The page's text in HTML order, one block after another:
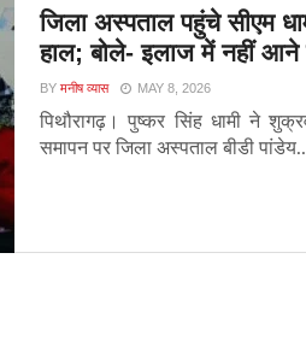
जिला अस्पताल पहुंचे सीएम
हाल; बोले- इलाज में नहीं
BYमनीष व्यास MAY 8, 2026
पिथौरागढ़। पुष्कर सिंह धामी ने
समापन पर जिला अस्पताल बीडी